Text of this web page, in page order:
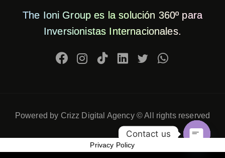
The Ioni Group es la solución 360º para
Inversionistas Internacionales.
Powered by Crizz Digital Agency © All rights reserved
Privacy Policy
Contact us
Open